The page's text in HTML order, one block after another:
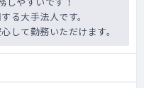
る大手法人です。
して勤務いただけます。